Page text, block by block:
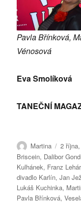
Pavla Břínková,
Vénosová
Eva Smolíková
TANEČNÍ
Autor:
Martina 2
Briscein, Dalibor
Kulhánek, Franz Lehár
divadlo Karlín,Jan
Lukáš Kuchinka,
Pavla Břínková,